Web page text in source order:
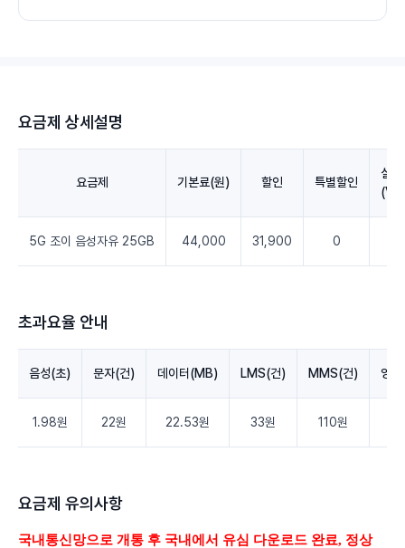
요금제 상세설명
요금제 기본료(원) 할인 특별할인
실
5G 조이 음성자유 25GB 44,000 31,900 0
초과요율 안내
음성(초) 문자(건) 데이터(MB) LMS(건) MMS(건) 영
1.98원 22원 22.53원 33원 110원
요금제 유의사항
국내통신망으로 개통 후 국내에서 유심 다운로드 완료, 정상